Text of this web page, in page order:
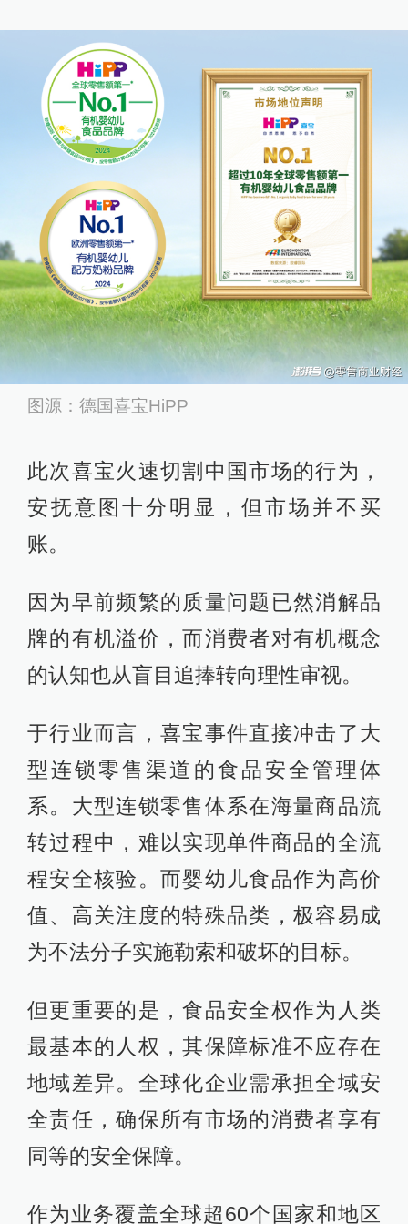
图源：德国喜宝HiPP
此次喜宝火速切割中国市场的行为，
安抚意图十分明显，但市场并不买
账。
因为早前频繁的质量问题已然消解品
牌的有机溢价，而消费者对有机概念
的认知也从盲目追捧转向理性审视。
于行业而言，喜宝事件直接冲击了大
型连锁零售渠道的食品安全管理体
系。大型连锁零售体系在海量商品流
转过程中，难以实现单件商品的全流
程安全核验。而婴幼儿食品作为高价
值、高关注度的特殊品类，极容易成
为不法分子实施勒索和破坏的目标。
但更重要的是，食品安全权作为人类
最基本的人权，其保障标准不应存在
地域差异。全球化企业需承担全域安
全责任，确保所有市场的消费者享有
同等的安全保障。
作为业务覆盖全球超60个国家和地区